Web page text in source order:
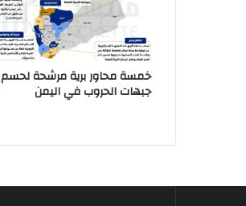
خمسة محاور برية مرشحة لحسم
جبهات الحروب في اليمن